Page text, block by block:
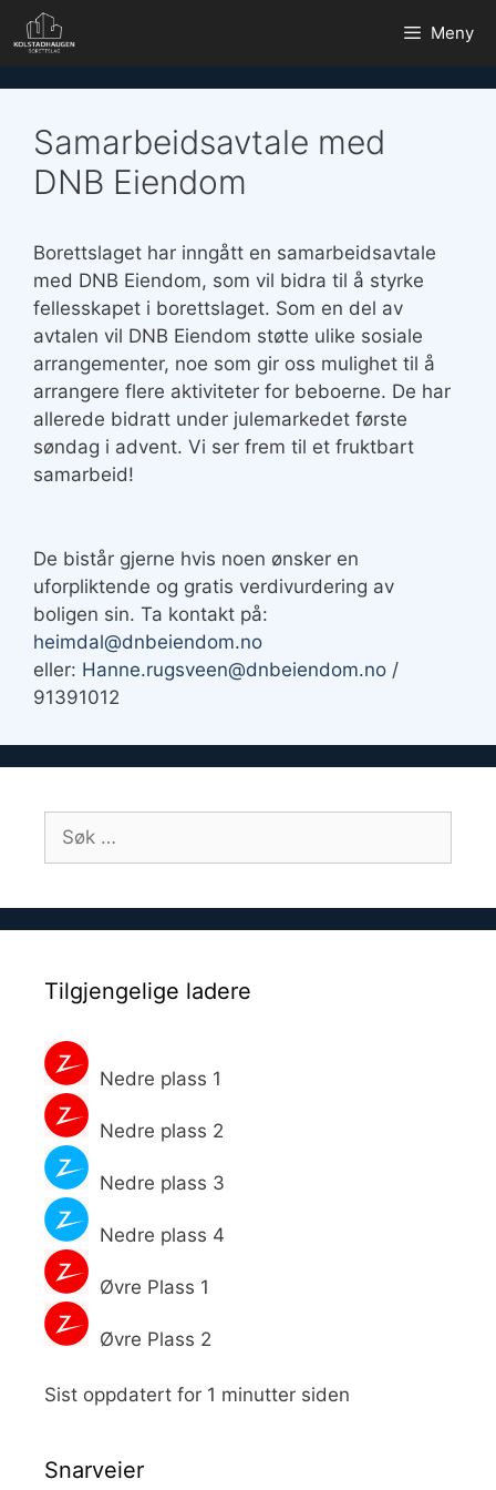
Hopp
til
Meny
Samarbeidsavtale med
DNB Eiendom
Borettslaget har inngått en samarbeidsavtale
med DNB Eiendom, som vil bidra til å styrke
fellesskapet i borettslaget. Som en del av
avtalen vil DNB Eiendom støtte ulike sosiale
arrangementer, noe som gir oss mulighet til å
arrangere flere aktiviteter for beboerne. De har
allerede bidratt under julemarkedet første
søndag i advent. Vi ser frem til et fruktbart
samarbeid!
De bistår gjerne hvis noen ønsker en
uforpliktende og gratis verdivurdering av
boligen sin. Ta kontakt på:
heimdal@dnbeiendom.no
eller: Hanne.rugsveen@dnbeiendom.no /
91391012
etter:
Tilgjengelige ladere
Nedre plass 1
Nedre plass 2
Nedre plass 3
Nedre plass 4
Øvre Plass 1
Øvre Plass 2
Sist oppdatert for 1 minutter siden
Snarveier